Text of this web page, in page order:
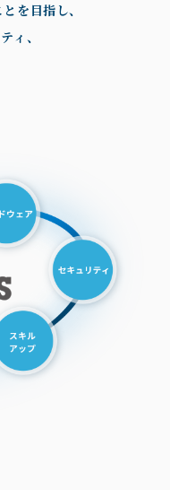
を目指し、
ィ、